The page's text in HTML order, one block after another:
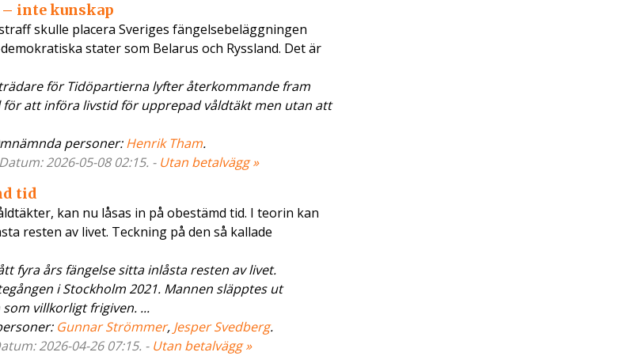
inte kunskap
skulle placera Sveriges fängelsebeläggningen
stater som Belarus och Ryssland. Det är
för Tidöpartierna lyfter återkommande fram
att införa livstid för upprepad våldtäkt men utan att
personer:Henrik Tham.
2026-05-08 02:15. - Utan betalvägg »
tid
kan nu låsas in på obestämd tid. I teorin kan
resten av livet. Teckning på den så kallade
fyra års fängelse sitta inlåsta resten av livet.
i Stockholm 2021. Mannen släpptes ut
villkorligt frigiven. ...
Gunnar Strömmer, Jesper Svedberg.
2026-04-26 07:15. - Utan betalvägg »